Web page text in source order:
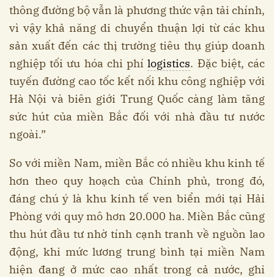
thông đường bộ vẫn là phương thức vận tải chính,
vì vậy khả năng di chuyển thuận lợi từ các khu
sản xuất đến các thị trường tiêu thụ giúp doanh
nghiệp tối ưu hóa chi phílogistics. Đặc biệt, các
tuyến đường cao tốc kết nối khu công nghiệp với
Hà Nội và biên giới Trung Quốc càng làm tăng
sức hút của miền Bắc đối với nhà đầu tư nước
ngoài.”
So với miền Nam, miền Bắc có nhiều khu kinh tế
hơn theo quy hoạch của Chính phủ, trong đó,
đáng chú ý là khu kinh tế ven biển mới tại Hải
Phòng với quy mô hơn 20.000 ha. Miền Bắc cũng
thu hút đầu tư nhờ tính cạnh tranh về nguồn lao
động, khi mức lương trung bình tại miền Nam
hiện đang ở mức cao nhất trong cả nước, ghi